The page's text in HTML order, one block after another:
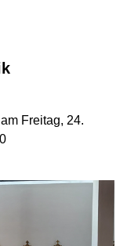
Freitag, 24.